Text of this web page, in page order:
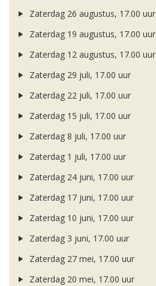
Zaterdag 26 augustus, 17.00 uur
Zaterdag 19 augustus, 17.00 uur
Zaterdag 12 augustus, 17.00 uur
Zaterdag 29 juli, 17.00 uur
Zaterdag 22 juli, 17.00 uur
Zaterdag 15 juli, 17.00 uur
Zaterdag 8 juli, 17.00 uur
Zaterdag 1 juli, 17.00 uur
Zaterdag 24 juni, 17.00 uur
Zaterdag 17 juni, 17.00 uur
Zaterdag 10 juni, 17.00 uur
Zaterdag 3 juni, 17.00 uur
Zaterdag 27 mei, 17.00 uur
Zaterdag 20 mei, 17.00 uur